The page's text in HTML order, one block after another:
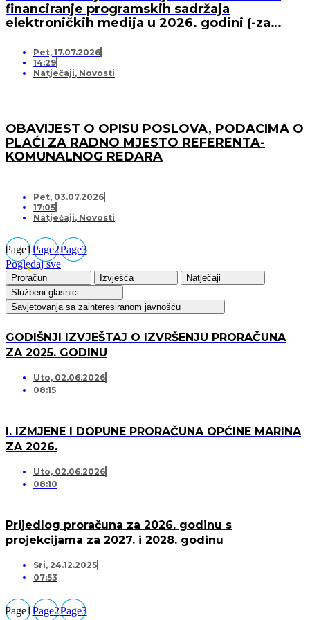
financiranje programskih sadržaja
elektroničkih medija u 2026. godini (-za
Pet, 17.07.2026
14:29
Natječaji, Novosti
OBAVIJEST O OPISU POSLOVA, PODACIMA O
PLAĆI ZA RADNO MJESTO REFERENTA-
KOMUNALNOG REDARA
Pet, 03.07.2026
17:05
Natječaji, Novosti
Page1Page2Page3
Pogledaj sve
Proračun Izvješća
Natječaji
Službeni glasnici
Savjetovanja sa zainteresiranom javnošću
GODIŠNJI IZVJEŠTAJ O IZVRŠENJU PRORAČUNA
ZA 2025. GODINU
Uto, 02.06.2026
08:15
I. IZMJENE I DOPUNE PRORAČUNA OPĆINE MARINA
ZA 2026.
Uto, 02.06.2026
08:10
Prijedlog proračuna za 2026. godinu s
projekcijama za 2027. i 2028. godinu
Sri, 24.12.2025
07:53
Page1Page2Page3